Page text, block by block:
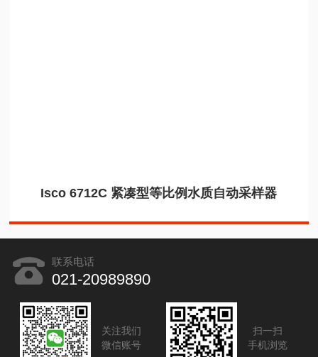
Isco 6712C 紧凑型等比例水质自动采样器
联系电话
021-20989890
关注我们
微信账号
扫一扫
手机浏览